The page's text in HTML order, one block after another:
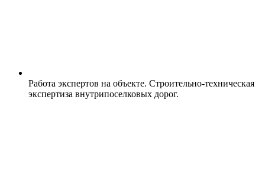
Работа экспертов на объекте. Строительно-техническая
экспертиза внутрипоселковых дорог.